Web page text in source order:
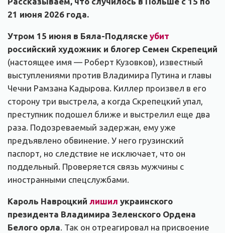
21 июня 2026 года.
Утром 15 июня в Бяла-Подляске убит
российский художник и блогер Семен Скрепеций
(настоящее имя — Роберт Кузовков), известный
выступлениями против Владимира Путина и главы
Чечни Рамзана Кадырова. Киллер произвел в его
сторону три выстрела, а когда Скрепецкий упал,
преступник подошел ближе и выстрелил еще два
раза. Подозреваемый задержан, ему уже
предъявлено обвинение. У него грузинский
паспорт, но следствие не исключает, что он
поддельный. Проверяется связь мужчины с
иностранными спецслужбами.
Кароль Навроцкий лишил украинского
президента Владимира Зеленского Ордена
Белого орла. Так он отреагировал на присвоение